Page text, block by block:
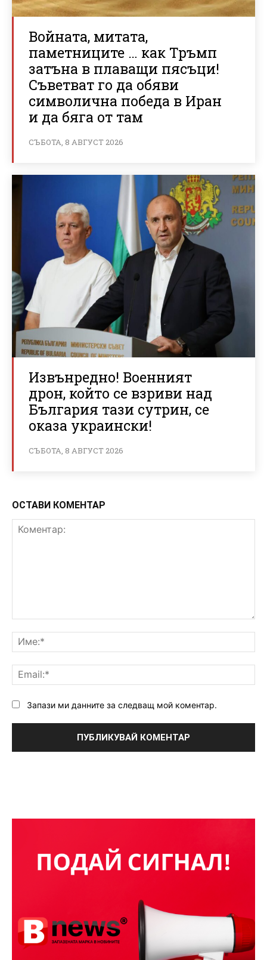
Войната, митата,
паметниците … как Тръмп
затъна в плаващи пясъци!
Съветват го да обяви
символична победа в Иран
и да бяга от там
СЪБОТА, 8 АВГУСТ 2026
Извънредно! Военният
дрон, който се взриви над
България тази сутрин, се
оказа украински!
СЪБОТА, 8 АВГУСТ 2026
ОСТАВИ КОМЕНТАР
Запази ми данните за следващ мой коментар.